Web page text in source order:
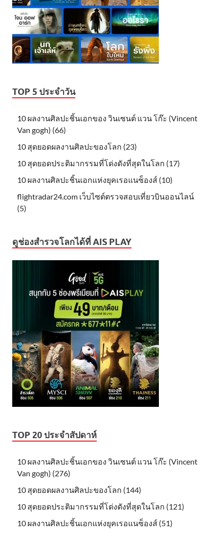
TOP 5 ประจำวัน
10 ผลงานศิลปะชิ้นเอกของ วินเซนต์ แวน โก๊ะ (Vincent
Van gogh) (66)
10 สุดยอดผลงานศิลปะของโลก (23)
10 สุดยอดประติมากรรมที่โด่งดังที่สุดในโลก (17)
10 ผลงานศิลปะชิ้นเอกแห่งยุคเรอแนซ็องส์ (10)
flightradar24.com เว็บไซต์ตรวจสอบเที่ยวบินออนไลน์
(5)
ดูช่องสำรวจโลกได้ที่ AIS PLAY
TOP 20 ประจำสัปดาห์
10 ผลงานศิลปะชิ้นเอกของ วินเซนต์ แวน โก๊ะ (Vincent
Van gogh) (276)
10 สุดยอดผลงานศิลปะของโลก (144)
10 สุดยอดประติมากรรมที่โด่งดังที่สุดในโลก (121)
10 ผลงานศิลปะชิ้นเอกแห่งยุคเรอแนซ็องส์ (51)